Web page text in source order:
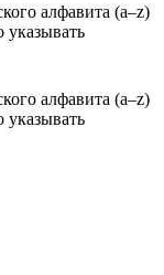
алфавита (a–z)
указывать
алфавита (a–z)
указывать